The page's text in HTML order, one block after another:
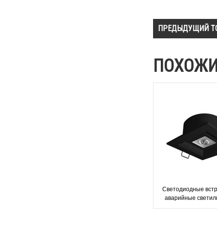
ПРЕДЫДУЩИЙ
Светодиодные
аварийные
открытых зон